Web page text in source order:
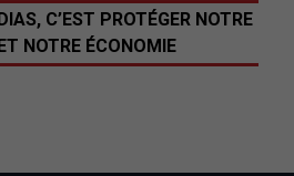
C’EST PROTÉGER NOTRE
NOTRE ÉCONOMIE